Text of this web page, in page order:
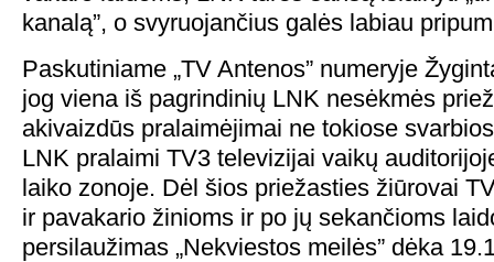
kanalą”, o svyruojančius galės labiau
Paskutiniame „TV Antenos” numeryje
jog viena iš pagrindinių LNK nesėkmės
akivaizdūs pralaimėjimai ne tokiose
LNK pralaimi TV3 televizijai vaikų
laiko zonoje. Dėl šios priežasties žiūrovai
ir pavakario žinioms ir po jų sekančioms
persilaužimas „Nekviestos meilės” dėka